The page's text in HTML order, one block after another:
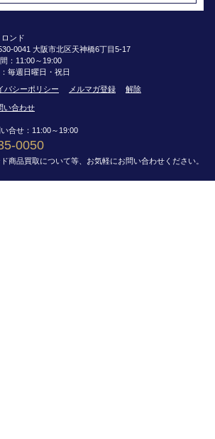
ンド
0041 大阪市北区天神橋6丁目5-17
：11:00～19:00
毎週日曜日・祝日
バシーポリシー メルマガ登録 解除
い合わせ
合せ：11:00～19:00
0050
商品買取について等、お気軽にお問い合わせください。